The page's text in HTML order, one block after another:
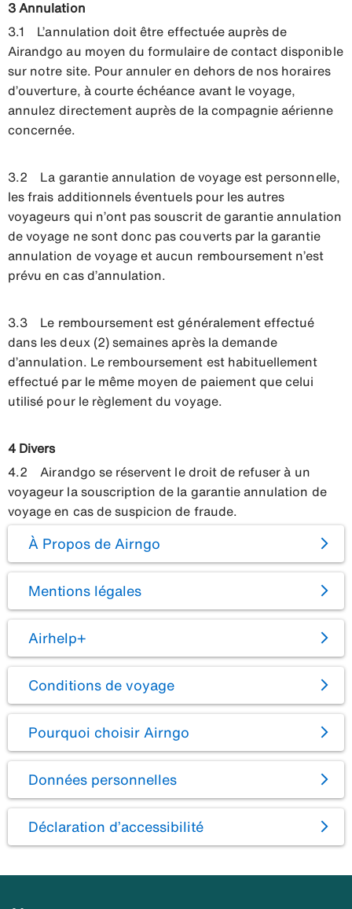
3 Annulation
3.1 L’annulation doit être effectuée auprès de
Airandgo au moyen du formulaire de contact disponible
sur notre site. Pour annuler en dehors de nos horaires
d’ouverture, à courte échéance avant le voyage,
annulez directement auprès de la compagnie aérienne
concernée.
3.2 La garantie annulation de voyage est personnelle,
les frais additionnels éventuels pour les autres
voyageurs qui n’ont pas souscrit de garantie annulation
de voyage ne sont donc pas couverts par la garantie
annulation de voyage et aucun remboursement n’est
prévu en cas d’annulation.
3.3 Le remboursement est généralement effectué
dans les deux (2) semaines après la demande
d’annulation. Le remboursement est habituellement
effectué par le même moyen de paiement que celui
utilisé pour le règlement du voyage.
4 Divers
4.2 Airandgo se réservent le droit de refuser à un
voyageur la souscription de la garantie annulation de
voyage en cas de suspicion de fraude.
À Propos de Airngo
Mentions légales
Airhelp+
Conditions de voyage
Pourquoi choisir Airngo
Données personnelles
Déclaration d’accessibilité